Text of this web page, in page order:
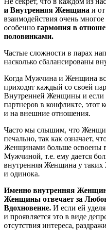
и Внутренняя Женщина и
взаимодействия очень
особенно гармония в
половинками.
Частые сложности в парах
насколько сбалансированы
Когда Мужчина и Женщина
приходят каждый со своей
Внутренней Женщины и если
партнеров в конфликте, этот
и на внешние отношения.
Часто мы слышим, что
печально, так как означает,
Женщинами больше освоены
Мужчиной, т.е. ему дается
внутренняя Женщина у таких
и одинока.
Именно внутренняя
Женщины отвечает за
Вдохновение. И если ей
и проявляется это в виде
отсутствия интереса,